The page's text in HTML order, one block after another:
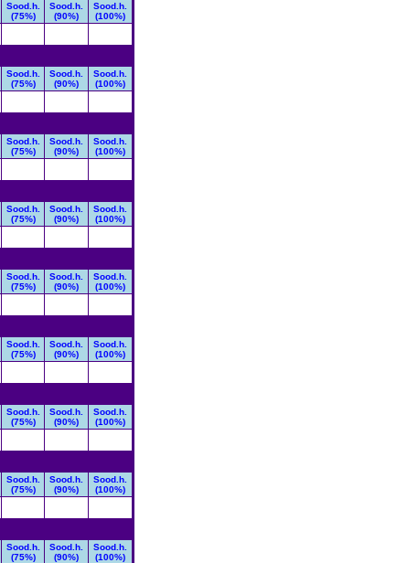
Sood.h.
(75%)
Sood.h.
(90%)
Sood.h.
(100%)
Sood.h.
(75%)
Sood.h.
(90%)
Sood.h.
(100%)
Sood.h.
(75%)
Sood.h.
(90%)
Sood.h.
(100%)
Sood.h.
(75%)
Sood.h.
(90%)
Sood.h.
(100%)
Sood.h.
(75%)
Sood.h.
(90%)
Sood.h.
(100%)
Sood.h.
(75%)
Sood.h.
(90%)
Sood.h.
(100%)
Sood.h.
(75%)
Sood.h.
(90%)
Sood.h.
(100%)
Sood.h.
(75%)
Sood.h.
(90%)
Sood.h.
(100%)
Sood.h.
(75%)
Sood.h.
(90%)
Sood.h.
(100%)